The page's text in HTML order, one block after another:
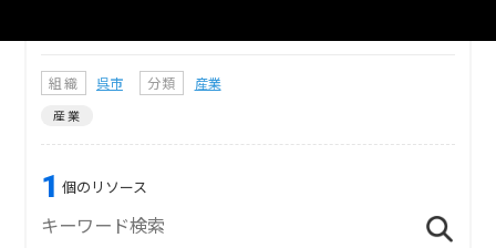
組織 呉市 分類 産業
産業
1 個のリソース